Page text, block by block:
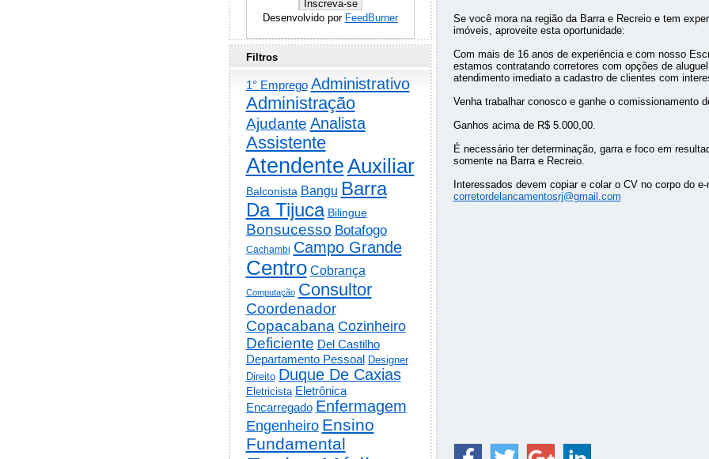
Se você mora na região da Barra e Recreio e tem
imóveis, aproveite esta oportunidade:
Com mais de 16 anos de experiência e com nosso
estamos contratando corretores com opções de
atendimento imediato a cadastro de clientes com
Venha trabalhar conosco e ganhe o comissionamento
Ganhos acima de R$ 5.000,00.
É necessário ter determinação, garra e foco em
somente na Barra e Recreio.
Interessados devem copiar e colar o CV no corpo do
corretordelancamentosrj@gmail.com
Desenvolvido por FeedBurner
Filtros
1° Emprego Administrativo
Administração
Ajudante Analista
Assistente
AtendenteAuxiliar
Balconista Bangu Barra
Da Tijuca Bilingue
Bonsucesso Botafogo
Cachambi Campo Grande
Centro Cobrança
Computação Consultor
Coordenador
Copacabana Cozinheiro
Deficiente Del Castilho
Departamento Pessoal Designer
Direito Duque De Caxias
Eletricista Eletrônica
Encarregado Enfermagem
Engenheiro Ensino
Fundamental